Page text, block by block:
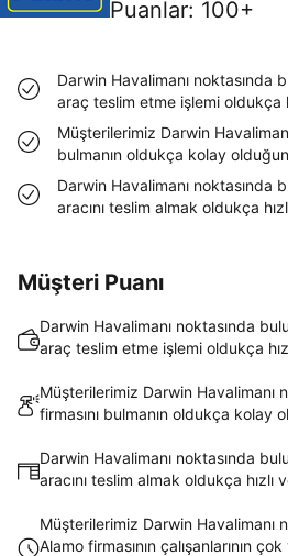
Puanlar: 100+
Darwin Havalimanı noktasında
araç teslim etme işlemi oldukça
Müşterilerimiz Darwin
bulmanın oldukça kolay
Darwin Havalimanı noktasında
aracını teslim almak oldukça
Müşteri Puanı
Darwin Havalimanı noktasında
araç teslim etme işlemi oldukça
Müşterilerimiz Darwin Havalimanı
firmasını bulmanın oldukça kolay
Darwin Havalimanı noktasında
aracını teslim almak oldukça hızlı
Müşterilerimiz Darwin Havalimanı
Alamo firmasının çalışanlarının